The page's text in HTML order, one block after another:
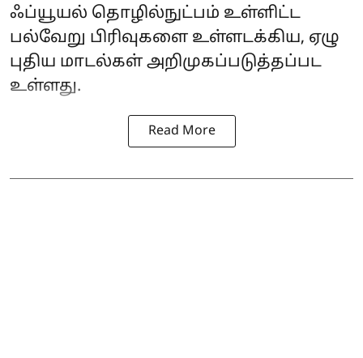
ஃப்யூயல் தொழில்நுட்பம் உள்ளிட்ட
பல்வேறு பிரிவுகளை உள்ளடக்கிய, ஏழு
புதிய மாடல்கள் அறிமுகப்படுத்தப்பட
உள்ளது.
Read More